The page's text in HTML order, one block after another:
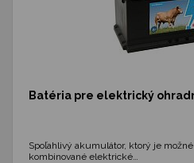
Batéria pre elektrický
Spoľahlivý akumulátor, ktorý je
kombinované elektrické…